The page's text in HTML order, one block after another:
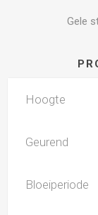
Gele
Hoogte
Geurend
Bloeiperiode